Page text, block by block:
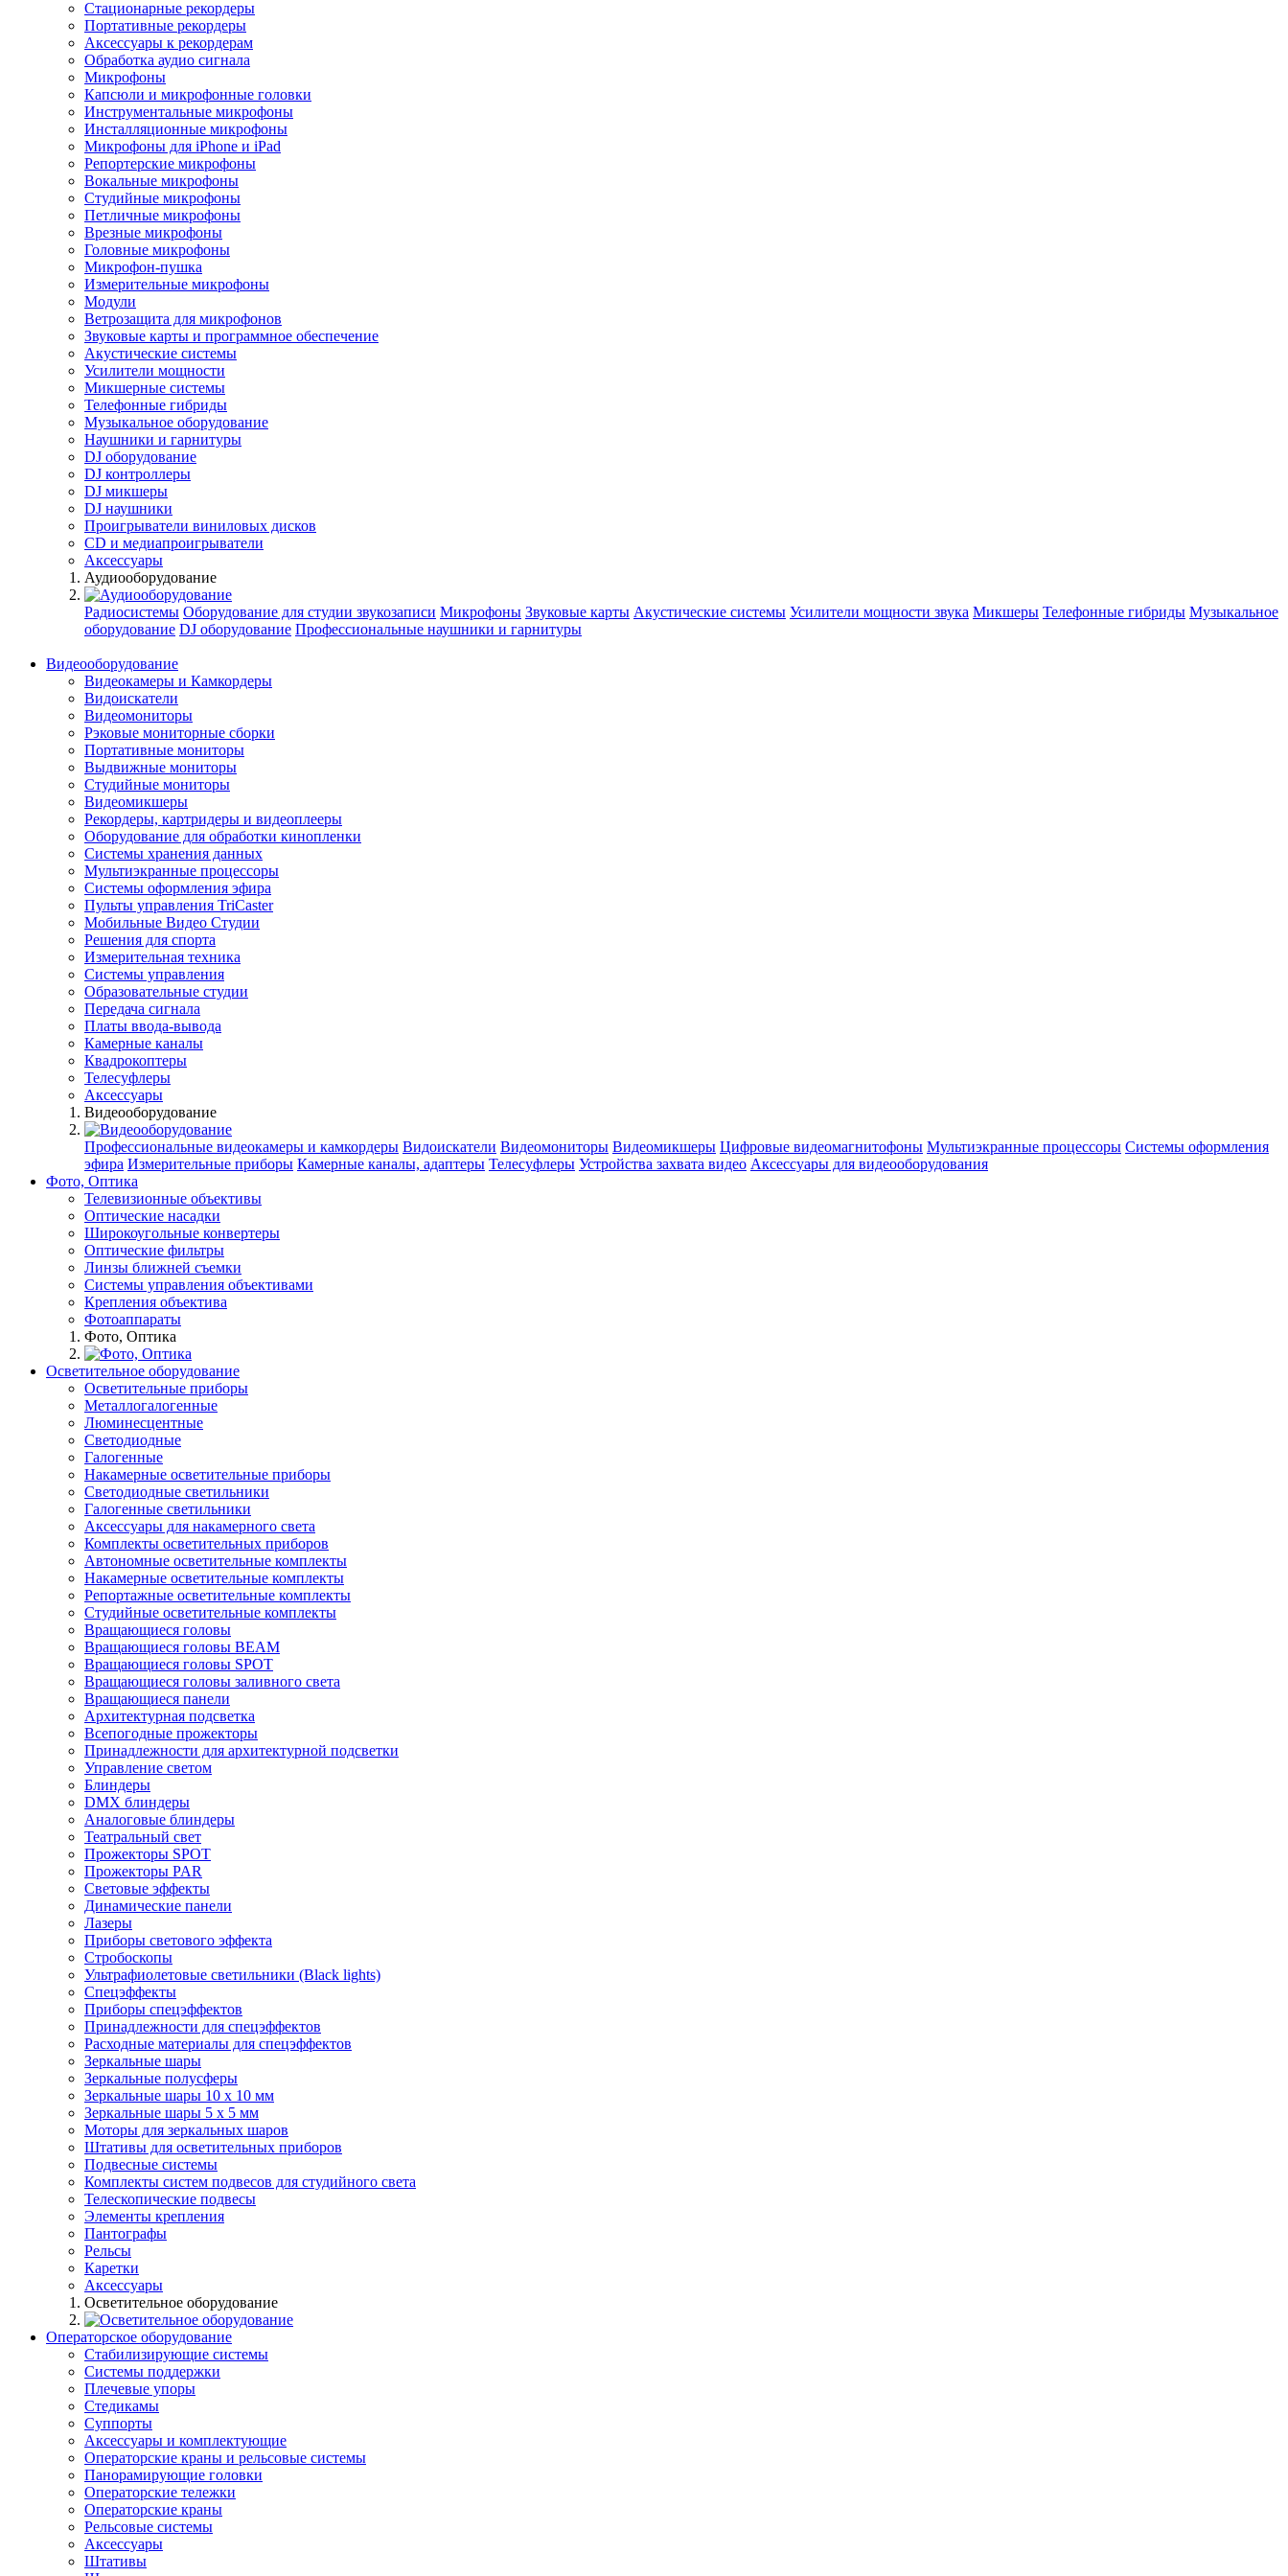
Стационарные рекордеры
Портативные рекордеры
Аксессуары к рекордерам
Обработка аудио сигнала
Микрофоны
Капсюли и микрофонные головки
Инструментальные микрофоны
Инсталляционные микрофоны
Микрофоны для iPhone и iPad
Репортерские микрофоны
Вокальные микрофоны
Студийные микрофоны
Петличные микрофоны
Врезные микрофоны
Головные микрофоны
Микрофон-пушка
Измерительные микрофоны
Модули
Ветрозащита для микрофонов
Звуковые карты и программное обеспечение
Акустические системы
Усилители мощности
Микшерные системы
Телефонные гибриды
Музыкальное оборудование
Наушники и гарнитуры
DJ оборудование
DJ контроллеры
DJ микшеры
DJ наушники
Проигрыватели виниловых дисков
СD и медиапроигрыватели
Аксессуары
Аудиооборудование
Радиосистемы Оборудование для студии звукозаписи Микрофоны Звуковые карты Акустические системы Усилители мощности звука Микшеры Телефонные гибриды Музыкальное
оборудование DJ оборудование Профессиональные наушники и гарнитуры
Видеооборудование
Видеокамеры и Камкордеры
Видоискатели
Видеомониторы
Рэковые мониторные сборки
Портативные мониторы
Выдвижные мониторы
Студийные мониторы
Видеомикшеры
Рекордеры, картридеры и видеоплееры
Оборудование для обработки кинопленки
Системы хранения данных
Мультиэкранные процессоры
Системы оформления эфира
Пульты управления TriCaster
Мобильные Видео Студии
Решения для спорта
Измерительная техника
Системы управления
Образовательные студии
Передача сигнала
Платы ввода-вывода
Камерные каналы
Квадрокоптеры
Телесуфлеры
Аксессуары
Видеооборудование
Профессиональные видеокамеры и камкордеры Видоискатели Видеомониторы Видеомикшеры Цифровые видеомагнитофоны Мультиэкранные процессоры Системы оформления
эфира Измерительные приборы Камерные каналы, адаптеры Телесуфлеры Устройства захвата видео Аксессуары для видеооборудования
Фото, Оптика
Телевизионные объективы
Оптические насадки
Широкоугольные конвертеры
Оптические фильтры
Линзы ближней съемки
Системы управления объективами
Крепления объектива
Фотоаппараты
Фото, Оптика
Осветительное оборудование
Осветительные приборы
Металлогалогенные
Люминесцентные
Светодиодные
Галогенные
Накамерные осветительные приборы
Светодиодные светильники
Галогенные светильники
Аксессуары для накамерного света
Комплекты осветительных приборов
Автономные осветительные комплекты
Накамерные осветительные комплекты
Репортажные осветительные комплекты
Студийные осветительные комплекты
Вращающиеся головы
Вращающиеся головы BEAM
Вращающиеся головы SPOT
Вращающиеся головы заливного света
Вращающиеся панели
Архитектурная подсветка
Всепогодные прожекторы
Принадлежности для архитектурной подсветки
Управление светом
Блиндеры
DMX блиндеры
Аналоговые блиндеры
Театральный свет
Прожекторы SPOT
Прожекторы PAR
Световые эффекты
Динамические панели
Лазеры
Приборы светового эффекта
Стробоскопы
Ультрафиолетовые светильники (Black lights)
Спецэффекты
Приборы спецэффектов
Принадлежности для спецэффектов
Расходные материалы для спецэффектов
Зеркальные шары
Зеркальные полусферы
Зеркальные шары 10 х 10 мм
Зеркальные шары 5 х 5 мм
Моторы для зеркальных шаров
Штативы для осветительных приборов
Подвесные системы
Комплекты систем подвесов для студийного света
Телескопические подвесы
Элементы крепления
Пантографы
Рельсы
Каретки
Аксессуары
Осветительное оборудование
Операторское оборудование
Стабилизирующие системы
Системы поддержки
Плечевые упоры
Стедикамы
Суппорты
Аксессуары и комплектующие
Операторские краны и рельсовые системы
Панорамирующие головки
Операторские тележки
Операторские краны
Рельсовые системы
Аксессуары
Штативы